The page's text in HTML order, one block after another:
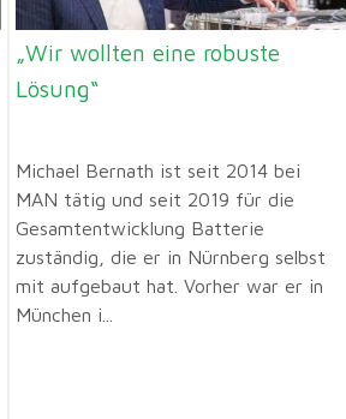
„Wir wollten eine robuste
Lösung“
Michael Bernath ist seit 2014 bei
MAN tätig und seit 2019 für die
Gesamtentwicklung Batterie
zuständig, die er in Nürnberg selbst
mit aufgebaut hat. Vorher war er in
München i...